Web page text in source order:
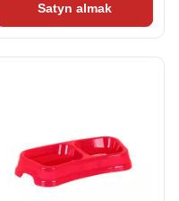
Satyn almak